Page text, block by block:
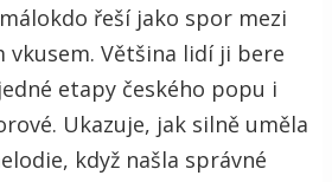
málokdo řeší jako spor mezi
vkusem. Většina lidí ji bere
etapy českého popu i
Ukazuje, jak silně uměla
když našla správné